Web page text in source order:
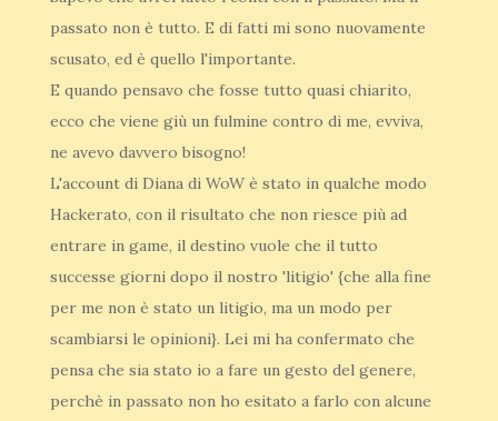
passato non è tutto. E di fatti mi sono nuovamente
scusato, ed è quello l'importante.
E quando pensavo che fosse tutto quasi chiarito,
ecco che viene giù un fulmine contro di me, evviva,
ne avevo davvero bisogno!
L'account di Diana di WoW è stato in qualche modo
Hackerato, con il risultato che non riesce più ad
entrare in game, il destino vuole che il tutto
successe giorni dopo il nostro 'litigio' {che alla fine
per me non è stato un litigio, ma un modo per
scambiarsi le opinioni}. Lei mi ha confermato che
pensa che sia stato io a fare un gesto del genere,
perchè in passato non ho esitato a farlo con alcune